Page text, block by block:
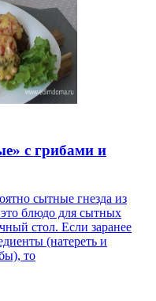
с грибами и
сытные гнезда из
блюдо для сытных
стол. Если заранее
(натереть и
то